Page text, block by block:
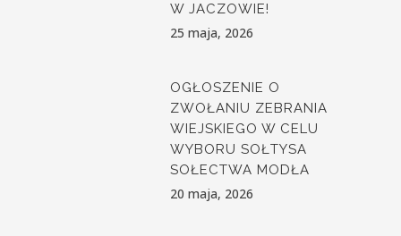
W JACZOWIE!
25 maja, 2026
OGŁOSZENIE O
ZWOŁANIU ZEBRANIA
WIEJSKIEGO W CELU
WYBORU SOŁTYSA
SOŁECTWA MODŁA
20 maja, 2026